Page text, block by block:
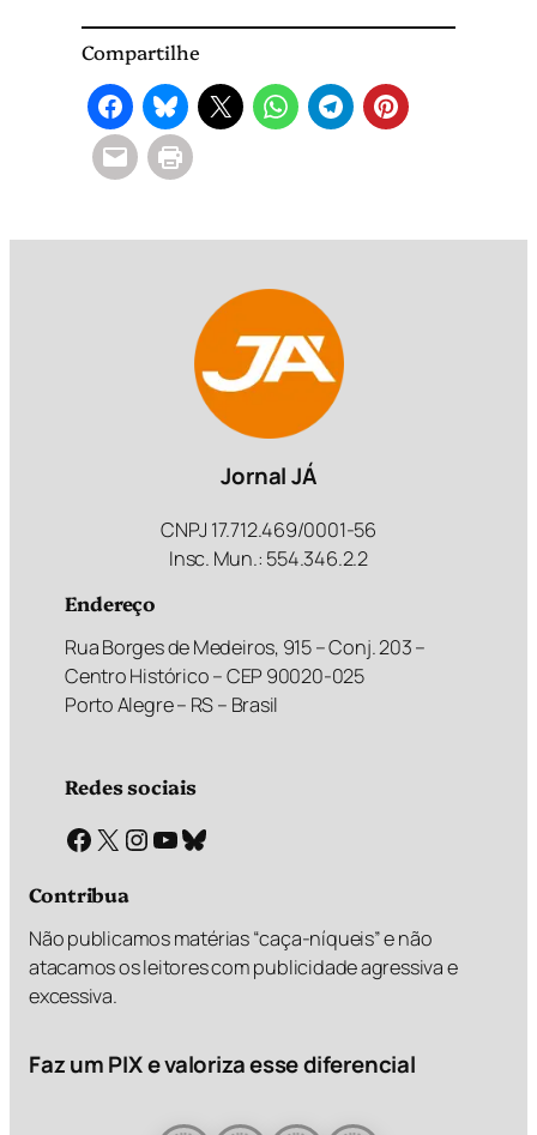
Compartilhe
Jornal JÁ
CNPJ 17.712.469/0001-56
Insc. Mun.: 554.346.2.2
Endereço
Rua Borges de Medeiros, 915 – Conj. 203 –
Centro Histórico – CEP 90020-025
Porto Alegre – RS – Brasil
Redes sociais
Facebook X Instagram Youtube Bluesky
Contribua
Não publicamos matérias “caça-níqueis” e não
atacamos os leitores com publicidade agressiva e
excessiva.
Faz um PIX e valoriza esse diferencial